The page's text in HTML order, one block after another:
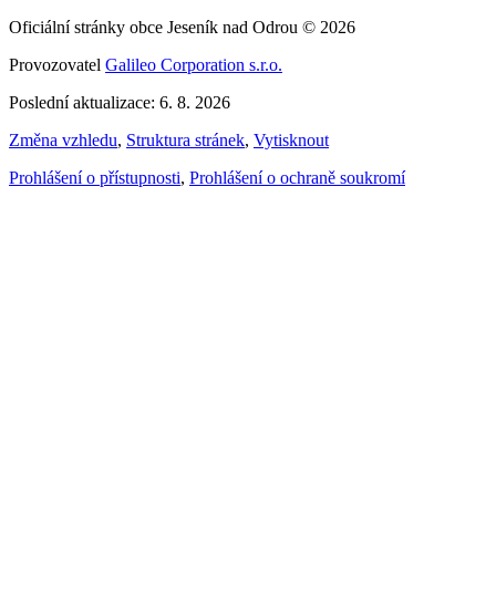
Oficiální stránky obce Jeseník nad Odrou © 2026
Provozovatel Galileo Corporation s.r.o.
Poslední aktualizace: 6. 8. 2026
Změna vzhledu, Struktura stránek, Vytisknout
Prohlášení o přístupnosti, Prohlášení o ochraně soukromí